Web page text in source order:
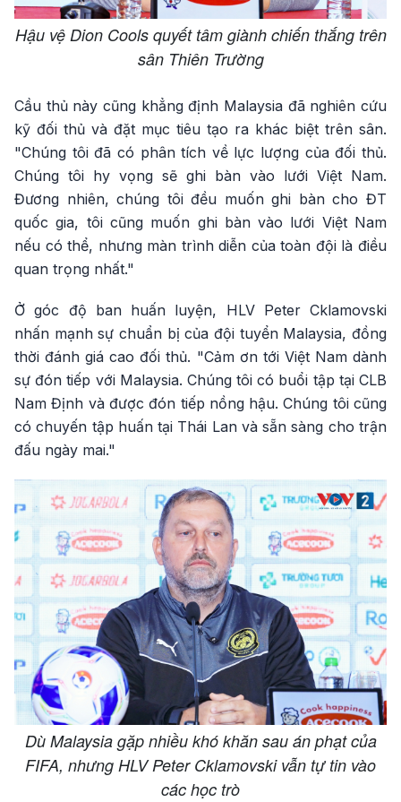
Hậu vệ Dion Cools quyết tâm giành chiến thắng trên
sân Thiên Trường
Cầu thủ này cũng khẳng định Malaysia đã nghiên cứu
kỹ đối thủ và đặt mục tiêu tạo ra khác biệt trên sân.
"Chúng tôi đã có phân tích về lực lượng của đối thủ.
Chúng tôi hy vọng sẽ ghi bàn vào lưới Việt Nam.
Đương nhiên, chúng tôi đều muốn ghi bàn cho ĐT
quốc gia, tôi cũng muốn ghi bàn vào lưới Việt Nam
nếu có thể, nhưng màn trình diễn của toàn đội là điều
quan trọng nhất."
Ở góc độ ban huấn luyện, HLV Peter Cklamovski
nhấn mạnh sự chuẩn bị của đội tuyển Malaysia, đồng
thời đánh giá cao đối thủ. "Cảm ơn tới Việt Nam dành
sự đón tiếp với Malaysia. Chúng tôi có buổi tập tại CLB
Nam Định và được đón tiếp nồng hậu. Chúng tôi cũng
có chuyến tập huấn tại Thái Lan và sẵn sàng cho trận
đấu ngày mai."
Dù Malaysia gặp nhiều khó khăn sau án phạt của
FIFA, nhưng HLV Peter Cklamovski vẫn tự tin vào
các học trò